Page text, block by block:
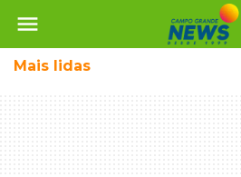
menu
Mais lidas